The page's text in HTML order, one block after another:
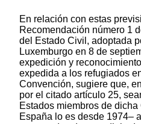
En relación con estas
Recomendación número 1
del Estado Civil, adoptada
Luxemburgo en 8 de
expedición y
expedida a los refugiados
Convención, sugiere que,
por el citado artículo 25,
Estados miembros de
España lo es desde 1974–